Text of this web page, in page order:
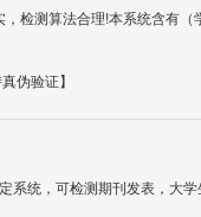
检测算法合理!本系统含有（
伪验证】
系统，可检测期刊发表，大学